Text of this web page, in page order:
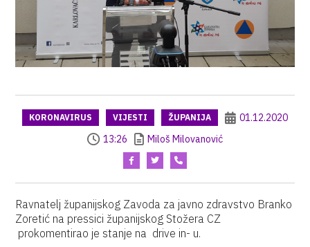
KORONAVIRUS VIJESTI ŽUPANIJA
01.12.2020
13:26
Miloš Milovanović
Ravnatelj županijskog Zavoda za javno zdravstvo Branko
Zoretić na pressici županijskog Stožera CZ
prokomentirao je stanje na drive in- u.